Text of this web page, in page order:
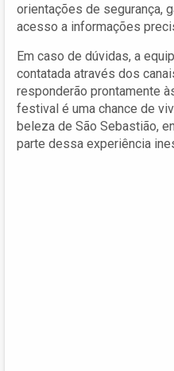
orientações de segurança,
acesso a informações
Em caso de dúvidas, a
contatada através dos
responderão prontamente
festival é uma chance de
beleza de São Sebastião,
parte dessa experiência